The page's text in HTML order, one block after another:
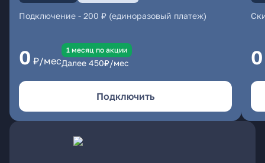
Подключение - 200 ₽ (единоразовый платеж)
0 ₽/мес
1 месяц по акции
Далее 450₽/мес
Подключить
0